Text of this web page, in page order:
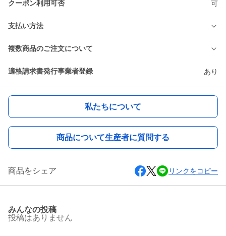
クーポン利用可否 可
支払い方法
複数商品のご注文について
適格請求書発行事業者登録 あり
私たちについて
商品について生産者に質問する
商品をシェア リンクをコピー
みんなの投稿
投稿はありません